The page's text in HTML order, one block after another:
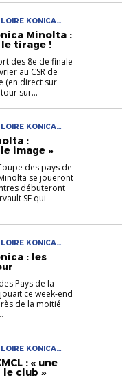
KONICA
Minolta :
tirage !
des 8e de finale
au CSR de
(en direct sur
sur...
KONICA
:
image »
des pays de
se joueront
débuteront
SF qui
KONICA
: les
Pays de la
ce week-end
de la moitié
KONICA
: « une
club »